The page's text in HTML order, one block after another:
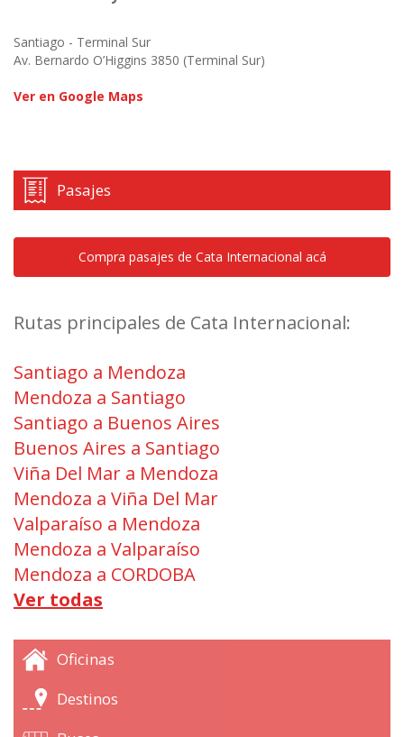
Santiago - Terminal Sur
Av. Bernardo O’Higgins 3850 (Terminal Sur)
Ver en Google Maps
Pasajes
Compra pasajes de Cata Internacional acá
Rutas principales de Cata Internacional:
Santiago a Mendoza
Mendoza a Santiago
Santiago a Buenos Aires
Buenos Aires a Santiago
Viña Del Mar a Mendoza
Mendoza a Viña Del Mar
Valparaíso a Mendoza
Mendoza a Valparaíso
Mendoza a CORDOBA
Ver todas
Oficinas
Destinos